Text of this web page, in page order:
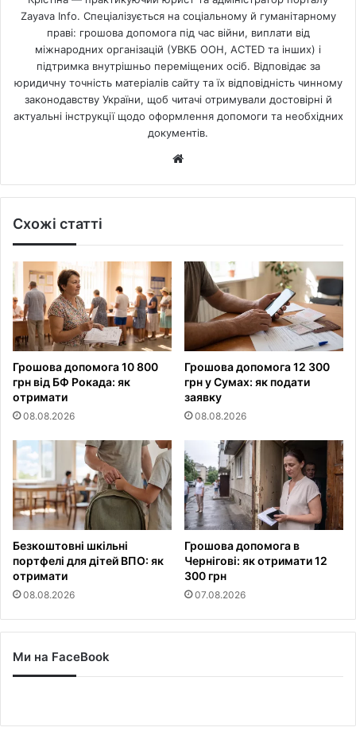
Zayava Info. Спеціалізується на соціальному й гуманітарному
праві: грошова допомога під час війни, виплати від
міжнародних організацій (УВКБ ООН, ACTED та інших) і
підтримка внутрішньо переміщених осіб. Відповідає за
юридичну точність матеріалів сайту та їх відповідність чинному
законодавству України, щоб читачі отримували достовірні й
актуальні інструкції щодо оформлення допомоги та необхідних
документів.
Схожі статті
Грошова допомога 10 800
грн від БФ Рокада: як
отримати
08.08.2026
Грошова допомога 12 300
грн у Сумах: як подати
заявку
08.08.2026
Безкоштовні шкільні
портфелі для дітей ВПО: як
отримати
08.08.2026
Грошова допомога в
Чернігові: як отримати 12
300 грн
07.08.2026
Ми на FaceBook